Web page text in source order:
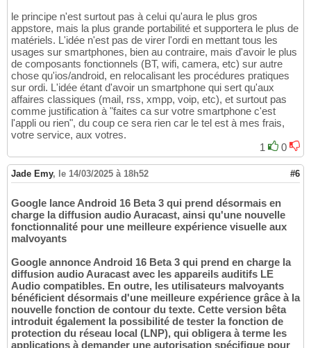
le principe n'est surtout pas à celui qu'aura le plus gros
appstore, mais la plus grande portabilité et supportera le plus de
matériels. L'idée n'est pas de virer l'ordi en mettant tous les
usages sur smartphones, bien au contraire, mais d'avoir le plus
de composants fonctionnels (BT, wifi, camera, etc) sur autre
chose qu'ios/android, en relocalisant les procédures pratiques
sur ordi. L'idée étant d'avoir un smartphone qui sert qu'aux
affaires classiques (mail, rss, xmpp, voip, etc), et surtout pas
comme justification à "faites ca sur votre smartphone c'est
l'appli ou rien", du coup ce sera rien car le tel est à mes frais,
votre service, aux votres.
1
0
Jade Emy, le 14/03/2025 à 18h52 #6
Google lance Android 16 Beta 3 qui prend désormais en
charge la diffusion audio Auracast, ainsi qu'une nouvelle
fonctionnalité pour une meilleure expérience visuelle aux
malvoyants
Google annonce Android 16 Beta 3 qui prend en charge la
diffusion audio Auracast avec les appareils auditifs LE
Audio compatibles. En outre, les utilisateurs malvoyants
bénéficient désormais d'une meilleure expérience grâce à la
nouvelle fonction de contour du texte. Cette version bêta
introduit également la possibilité de tester la fonction de
protection du réseau local (LNP), qui obligera à terme les
applications à demander une autorisation spécifique pour